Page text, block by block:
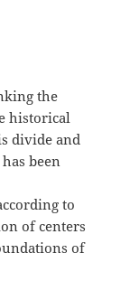
the
historical
divide and
been
to
of centers
of